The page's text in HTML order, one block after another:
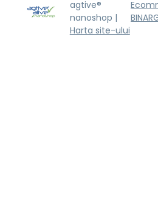
agtive®
nanoshop |
Harta site-ului